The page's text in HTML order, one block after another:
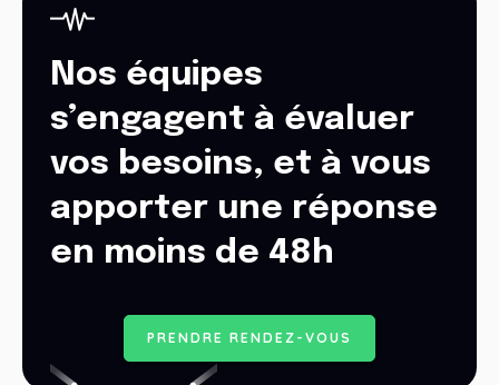
Nos équipes
s’engagent à évaluer
vos besoins, et à vous
apporter une réponse
en moins de 48h
P RE ND RE RE ND E Z - VO US